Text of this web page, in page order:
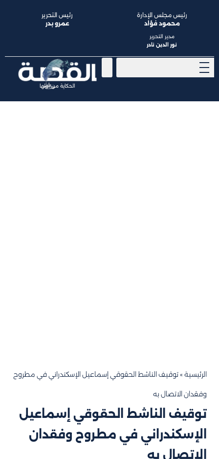
الحكاية من أولها
رئيس مجلس الإدارة
محمود فؤاد
مدير التحرير
نور الدين نادر
رئيس التحرير
عمرو بدر
الرئيسية »توقيف الناشط الحقوقي إسماعيل الإسكندراني في مطروح
وفقدان الاتصال به
توقيف الناشط الحقوقي إسماعيل
الإسكندراني في مطروح وفقدان
الاتصال به